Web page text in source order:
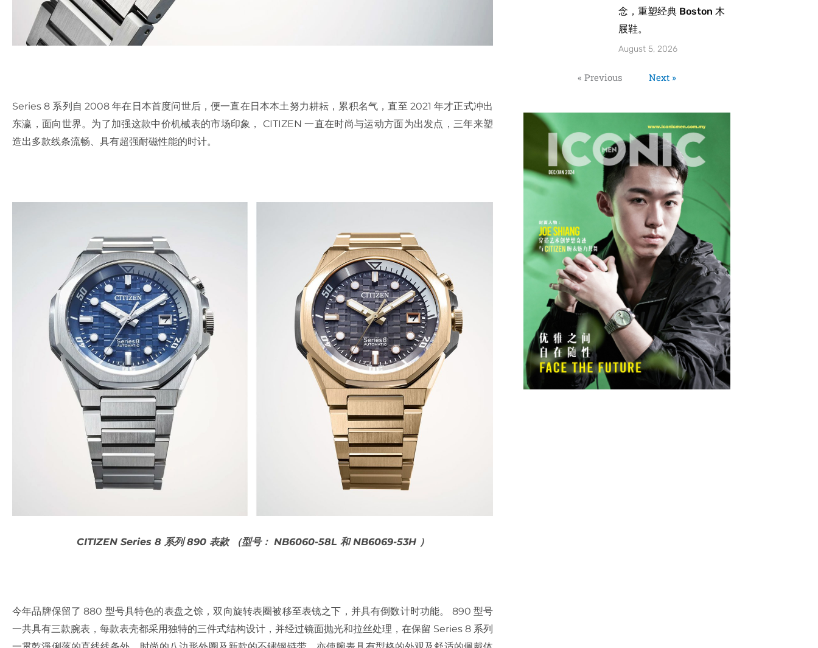
Series 8 系列自 2008 年在日本首度问世后，便一直在日本本土努力耕耘，累积名气，直至 2021 年才正式冲出
东瀛，面向世界。为了加强这款中价机械表的市场印象， CITIZEN 一直在时尚与运动方面为出发点，三年来塑
造出多款线条流畅、具有超强耐磁性能的时计。
CITIZEN Series 8 系列 890 表款 （型号： NB6060-58L 和 NB6069-53H ）
今年品牌保留了 880 型号具特色的表盘之馀，双向旋转表圈被移至表镜之下，并具有倒数计时功能。 890 型号
一共具有三款腕表，每款表壳都采用独特的三件式结构设计，并经过镜面抛光和拉丝处理，在保留 Series 8 系列
念，重塑经典 Boston 木
屐鞋。
August 5, 2026
« Previous Next »